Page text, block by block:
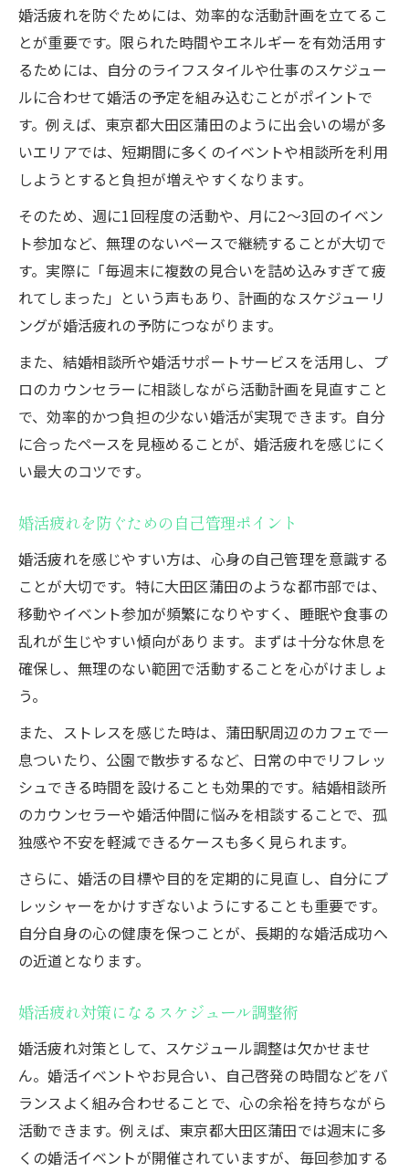
婚活疲れを防ぐためには、効率的な活動計画を立てるこ
とが重要です。限られた時間やエネルギーを有効活用す
るためには、自分のライフスタイルや仕事のスケジュー
ルに合わせて婚活の予定を組み込むことがポイントで
す。例えば、東京都大田区蒲田のように出会いの場が多
いエリアでは、短期間に多くのイベントや相談所を利用
しようとすると負担が増えやすくなります。
そのため、週に1回程度の活動や、月に2～3回のイベン
ト参加など、無理のないペースで継続することが大切で
す。実際に「毎週末に複数の見合いを詰め込みすぎて疲
れてしまった」という声もあり、計画的なスケジューリ
ングが婚活疲れの予防につながります。
また、結婚相談所や婚活サポートサービスを活用し、プ
ロのカウンセラーに相談しながら活動計画を見直すこと
で、効率的かつ負担の少ない婚活が実現できます。自分
に合ったペースを見極めることが、婚活疲れを感じにく
い最大のコツです。
婚活疲れを防ぐための自己管理ポイント
婚活疲れを感じやすい方は、心身の自己管理を意識する
ことが大切です。特に大田区蒲田のような都市部では、
移動やイベント参加が頻繁になりやすく、睡眠や食事の
乱れが生じやすい傾向があります。まずは十分な休息を
確保し、無理のない範囲で活動することを心がけましょ
う。
また、ストレスを感じた時は、蒲田駅周辺のカフェで一
息ついたり、公園で散歩するなど、日常の中でリフレッ
シュできる時間を設けることも効果的です。結婚相談所
のカウンセラーや婚活仲間に悩みを相談することで、孤
独感や不安を軽減できるケースも多く見られます。
さらに、婚活の目標や目的を定期的に見直し、自分にプ
レッシャーをかけすぎないようにすることも重要です。
自分自身の心の健康を保つことが、長期的な婚活成功へ
の近道となります。
婚活疲れ対策になるスケジュール調整術
婚活疲れ対策として、スケジュール調整は欠かせませ
ん。婚活イベントやお見合い、自己啓発の時間などをバ
ランスよく組み合わせることで、心の余裕を持ちながら
活動できます。例えば、東京都大田区蒲田では週末に多
くの婚活イベントが開催されていますが、毎回参加する